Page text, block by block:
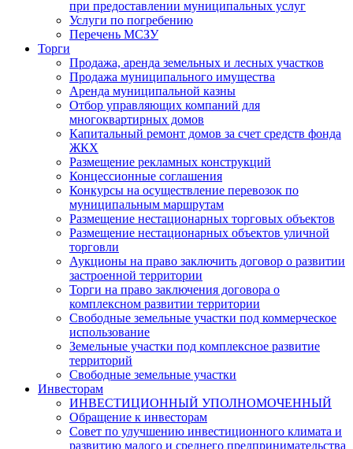
при предоставлении муниципальных услуг
Услуги по погребению
Перечень МСЗУ
Торги
Продажа, аренда земельных и лесных участков
Продажа муниципального имущества
Аренда муниципальной казны
Отбор управляющих компаний для
многоквартирных домов
Капитальный ремонт домов за счет средств фонда
ЖКХ
Размещение рекламных конструкций
Концессионные соглашения
Конкурсы на осуществление перевозок по
муниципальным маршрутам
Размещение нестационарных торговых объектов
Размещение нестационарных объектов уличной
торговли
Аукционы на право заключить договор о развитии
застроенной территории
Торги на право заключения договора о
комплексном развитии территории
Свободные земельные участки под коммерческое
использование
Земельные участки под комплексное развитие
территорий
Свободные земельные участки
Инвесторам
ИНВЕСТИЦИОННЫЙ УПОЛНОМОЧЕННЫЙ
Обращение к инвесторам
Совет по улучшению инвестиционного климата и
развитию малого и среднего предпринимательства